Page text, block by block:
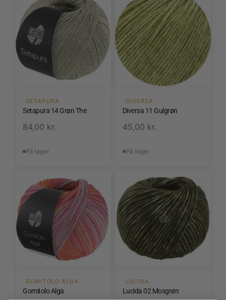
SETAPURA
Setapura 14 Grøn The
84,00 kr.
På lager
DIVERSA
Diversa 11 Gulgrøn
45,00 kr.
På lager
GOMITOLO ALGA
Gomitolo Alga
LUCIDA
Lucida 02 Mosgrøn